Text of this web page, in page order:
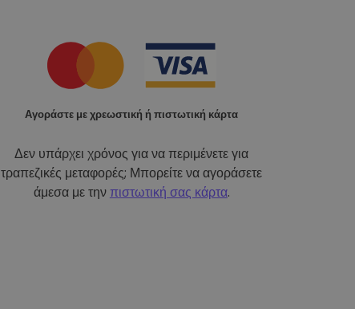
Αγοράστε με χρεωστική ή πιστωτική κάρτα
Δεν υπάρχει χρόνος για να περιμένετε για
τραπεζικές μεταφορές; Μπορείτε να αγοράσετε
άμεσα με τηνπιστωτική σας κάρτα.